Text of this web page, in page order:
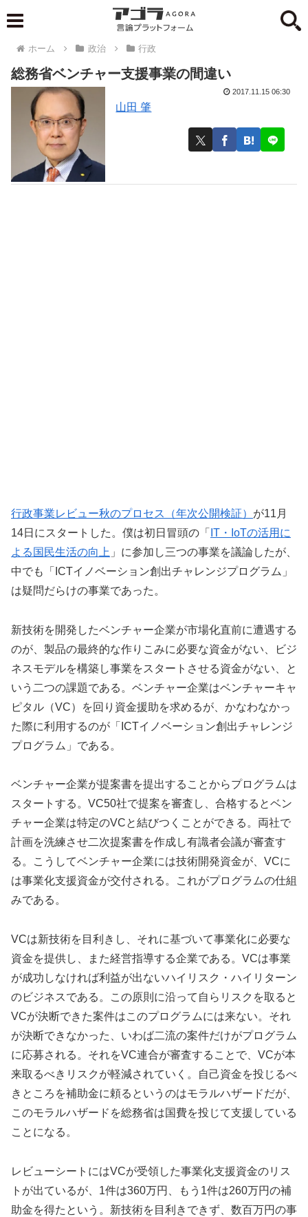
ホーム 政治 行政
総務省ベンチャー支援事業の間違い
山田 肇
2017.11.15 06:30
行政事業レビュー秋のプロセス（年次公開検証） が11月
14日にスタートした。僕は初日冒頭の「 IT・IoTの活用に
よる国民生活の向上 」に参加し三つの事業を議論したが、
中でも「ICTイノベーション創出チャレンジプログラム」
は疑問だらけの事業であった。
新技術を開発したベンチャー企業が市場化直前に遭遇する
のが、製品の最終的な作りこみに必要な資金がない、ビジ
ネスモデルを構築し事業をスタートさせる資金がない、と
いう二つの課題である。ベンチャー企業はベンチャーキャ
ピタル（VC）を回り資金援助を求めるが、かなわなかっ
た際に利用するのが「ICTイノベーション創出チャレンジ
プログラム」である。
ベンチャー企業が提案書を提出することからプログラムは
スタートする。VC50社で提案を審査し、合格するとベン
チャー企業は特定のVCと結びつくことができる。両社で
計画を洗練させ二次提案書を作成し有識者会議が審査す
る。こうしてベンチャー企業には技術開発資金が、VCに
は事業化支援資金が交付される。これがプログラムの仕組
みである。
VCは新技術を目利きし、それに基づいて事業化に必要な
資金を提供し、また経営指導する企業である。VCは事業
が成功しなければ利益が出ないハイリスク・ハイリターン
のビジネスである。この原則に沿って自らリスクを取ると
VCが決断できた案件はこのプログラムには来ない。それ
が決断できなかった、いわば二流の案件だけがプログラム
に応募される。それをVC連合が審査することで、VCが本
来取るべきリスクが軽減されていく。自己資金を投じるべ
きところを補助金に頼るというのはモラルハザードだが、
このモラルハザードを総務省は国費を投じて支援している
ことになる。
レビューシートにはVCが受領した事業化支援資金のリス
トが出ているが、1件は360万円、もう1件は260万円の補
助金を得たという。新技術を目利きできず、数百万円の事